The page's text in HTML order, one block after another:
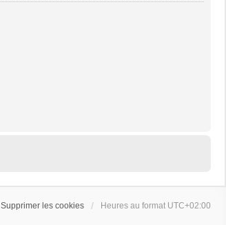
Supprimer les cookies Heures au format UTC+02:00